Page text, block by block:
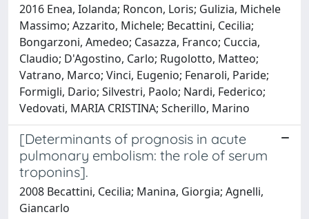
2016 Enea, Iolanda; Roncon, Loris; Gulizia, Michele
Massimo; Azzarito, Michele; Becattini, Cecilia;
Bongarzoni, Amedeo; Casazza, Franco; Cuccia,
Claudio; D'Agostino, Carlo; Rugolotto, Matteo;
Vatrano, Marco; Vinci, Eugenio; Fenaroli, Paride;
Formigli, Dario; Silvestri, Paolo; Nardi, Federico;
Vedovati, MARIA CRISTINA; Scherillo, Marino
[Determinants of prognosis in acute
pulmonary embolism: the role of serum
troponins].
2008 Becattini, Cecilia; Manina, Giorgia; Agnelli,
Giancarlo